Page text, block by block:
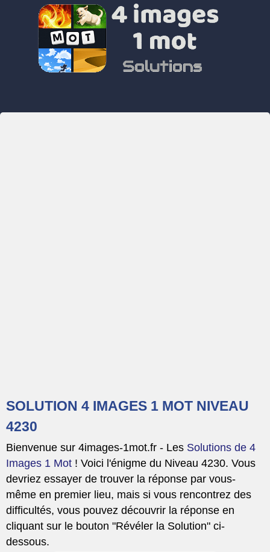
SOLUTION 4 IMAGES 1 MOT NIVEAU
4230
Bienvenue sur 4images-1mot.fr - Les Solutions de 4
Images 1 Mot ! Voici l'énigme du Niveau 4230. Vous
devriez essayer de trouver la réponse par vous-
même en premier lieu, mais si vous rencontrez des
difficultés, vous pouvez découvrir la réponse en
cliquant sur le bouton "Révéler la Solution" ci-
dessous.